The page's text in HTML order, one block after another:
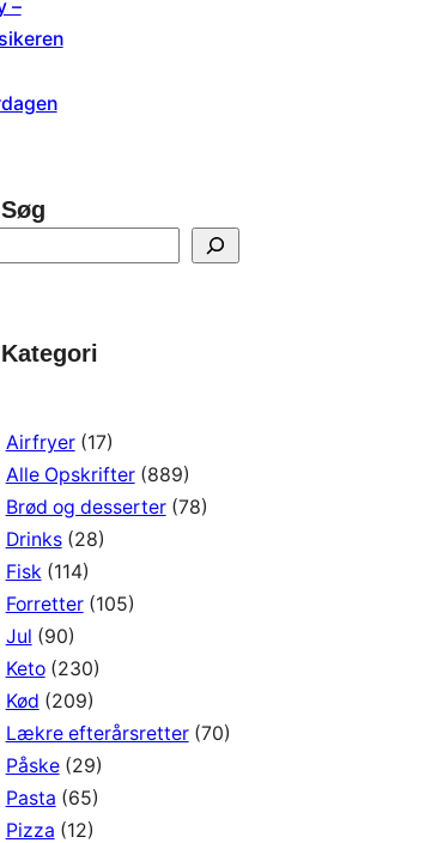
Søg
Kategori
Airfryer(17)
Alle Opskrifter(889)
Brød og desserter(78)
Drinks(28)
Fisk (114)
Forretter(105)
Jul (90)
Keto(230)
Kød (209)
Lækre efterårsretter(70)
Påske(29)
Pasta (65)
Pizza (12)